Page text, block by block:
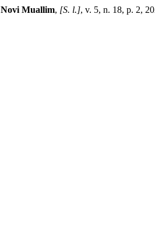
Novi Muallim, [S. l.], v. 5, n. 18, p. 2,